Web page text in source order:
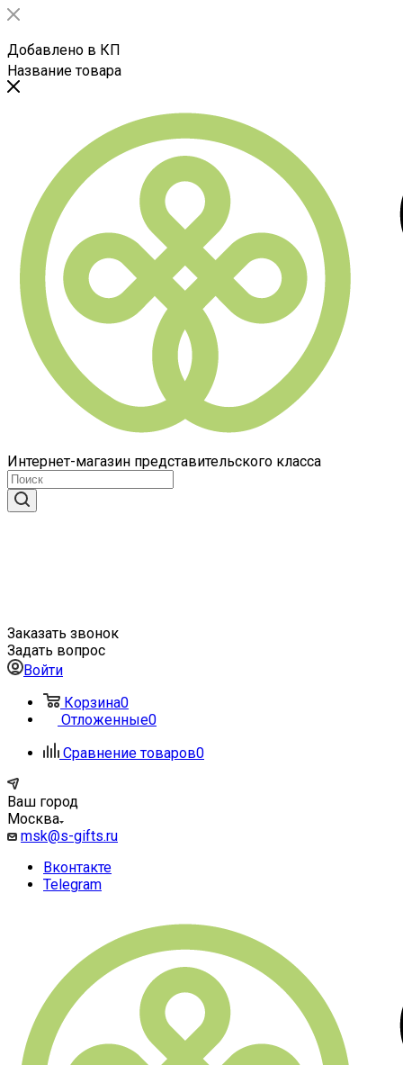
Добавлено в КП
Название товара
Интернет-магазин представительского класса
Заказать звонок
Задать вопрос
Войти
Корзина0
Отложенные0
Сравнение товаров0
Ваш город
Москва
msk@s-gifts.ru
Вконтакте
Telegram